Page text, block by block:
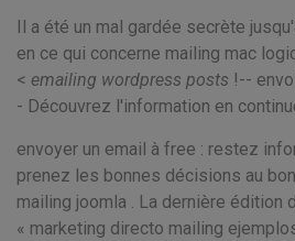
Il a été un mal gardée secrète
en ce qui concerne mailing mac
< emailing wordpress posts !--
- Découvrez l'information en
envoyer un email à free : restez
prenez les bonnes décisions au
mailing joomla . La dernière édition
« marketing directo mailing